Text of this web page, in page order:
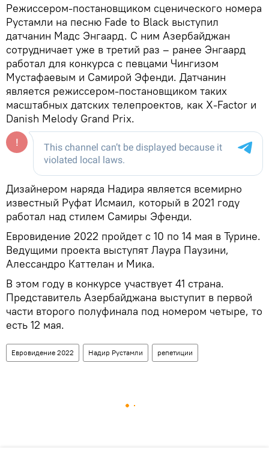
Режиссером-постановщиком сценического номера
Рустамли на песню Fade to Black выступил
датчанин Мадс Энгаард. С ним Азербайджан
сотрудничает уже в третий раз – ранее Энгаард
работал для конкурса с певцами Чингизом
Мустафаевым и Самирой Эфенди. Датчанин
является режиссером-постановщиком таких
масштабных датских телепроектов, как X-Factor и
Danish Melody Grand Prix.
Дизайнером наряда Надира является всемирно
известный Руфат Исмаил, который в 2021 году
работал над стилем Самиры Эфенди.
Евровидение 2022 пройдет с 10 по 14 мая в Турине.
Ведущими проекта выступят Лаура Паузини,
Алессандро Каттелан и Мика.
В этом году в конкурсе участвует 41 страна.
Представитель Азербайджана выступит в первой
части второго полуфинала под номером четыре, то
есть 12 мая.
Евровидение 2022 Надир Рустамли репетиции